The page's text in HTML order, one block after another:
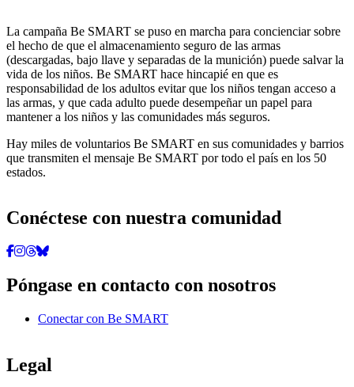
La campaña Be SMART se puso en marcha para concienciar sobre
el hecho de que el almacenamiento seguro de las armas
(descargadas, bajo llave y separadas de la munición) puede salvar la
vida de los niños. Be SMART hace hincapié en que es
responsabilidad de los adultos evitar que los niños tengan acceso a
las armas, y que cada adulto puede desempeñar un papel para
mantener a los niños y las comunidades más seguros.
Hay miles de voluntarios Be SMART en sus comunidades y barrios
que transmiten el mensaje Be SMART por todo el país en los 50
estados.
Conéctese con nuestra comunidad
Póngase en contacto con nosotros
Conectar con Be SMART
Legal